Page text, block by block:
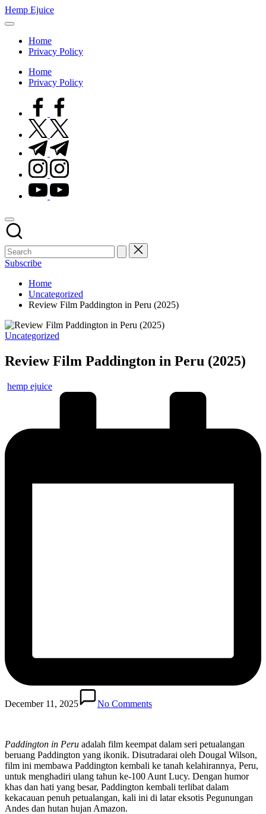
Skip
to
Hemp Ejuice
Hemp
Home
Privacy Policy
Home
Privacy Policy
facebook.com
twitter.com
t.me
instagram.com
youtube.com
Subscribe
Home
Uncategorized
Review Film Paddington in Peru (2025)
Posted
Uncategorized
Review Film Paddington in Peru (2025)
Posted
hemp ejuice
December 11, 2025 No Comments
Paddington in Peru adalah film keempat dalam seri petualangan
beruang Paddington yang ikonik. Disutradarai oleh Dougal Wilson,
film ini membawa Paddington kembali ke tanah kelahirannya, Peru,
untuk menghadiri ulang tahun ke-100 Aunt Lucy. Dengan humor
khas dan hati yang besar, Paddington kembali terlibat dalam
kekacauan penuh petualangan, kali ini di latar eksotis Pegunungan
Andes dan hutan hujan Amazon.